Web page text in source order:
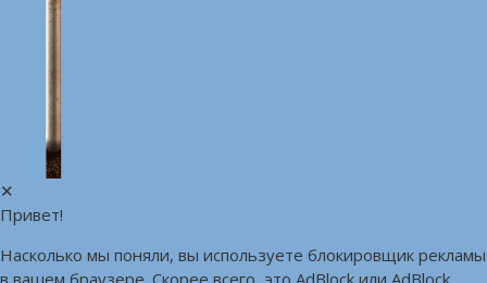
✕
Привет!
Насколько мы поняли, вы используете блокировщик рекламы
в вашем браузере. Скорее всего, это AdBlock или AdBlock